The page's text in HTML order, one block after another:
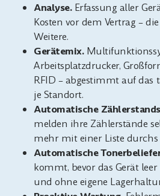
Analyse.Erfassung aller
Kosten vor dem Vertrag –
Weitere.
Gerätemix.
Arbeitsplatzdrucker,
RFID – abgestimmt auf das
je Standort.
Automatische
melden ihre Zählerstände
mehr mit einer Liste durchs
Automatische
kommt, bevor das Gerät
und ohne eigene